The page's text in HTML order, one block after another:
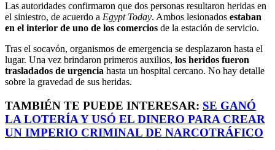
Las autoridades confirmaron que dos personas resultaron heridas en
el siniestro, de acuerdo a Egypt Today. Ambos lesionados estaban
en el interior de uno de los comercios de la estación de servicio.
Tras el socavón, organismos de emergencia se desplazaron hasta el
lugar. Una vez brindaron primeros auxilios, los heridos fueron
trasladados de urgencia hasta un hospital cercano. No hay detalle
sobre la gravedad de sus heridas.
TAMBIÉN TE PUEDE INTERESAR: SE GANÓ
LA LOTERÍA Y USÓ EL DINERO PARA CREAR
UN IMPERIO CRIMINAL DE NARCOTRÁFICO